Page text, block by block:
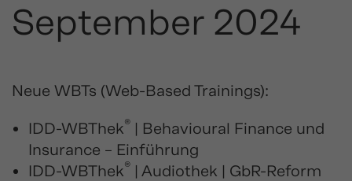
September 2024
Neue WBTs (Web-Based Trainings):
IDD-WBThek® | Behavioural Finance und
Insurance – Einführung
IDD-WBThek® | Audiothek | GbR-Reform